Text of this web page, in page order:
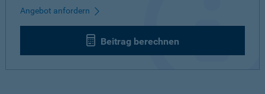
Angebot anfordern
Beitrag berechnen